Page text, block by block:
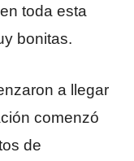
toda esta
bonitas.
a llegar
comenzó
de